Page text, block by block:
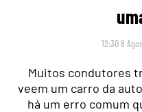
12:30 8
Muitos condutores
veem um carro da
há um erro comum